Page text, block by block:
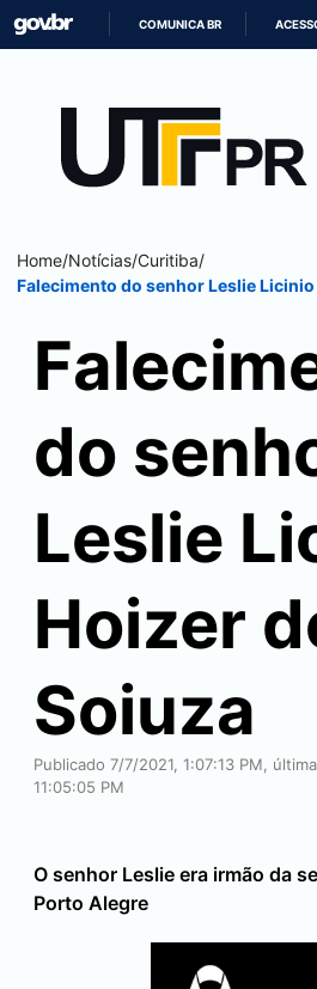
COMUNICA BR
Home/Notícias/Curitiba/
Falecimento do senhor Leslie
do
Leslie
Hoizer
Soiuza
Publicado 7/7/2021, 1:07:13 PM,
11:05:05 PM
O senhor Leslie era irmão da
Porto Alegre